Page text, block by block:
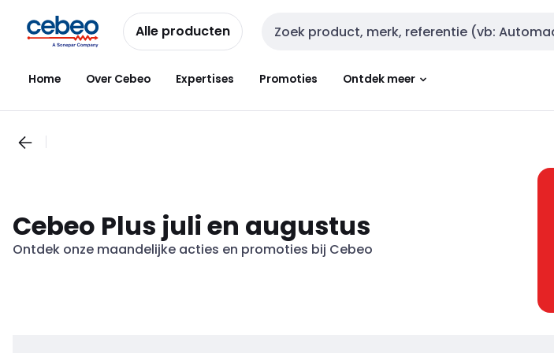
naar
navigatie
naar
inhoud
Alle producten Zoekveld invoer
Home Over Cebeo Expertises Promoties Ontdek meer
Cebeo Plus juli en augustus
Ontdek onze maandelijke acties en promoties bij Cebeo